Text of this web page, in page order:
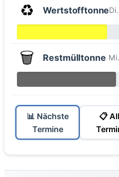
♻️ Wertstofftonne
🗑️ Restmülltonne
📊 Nächste
Termine
📋